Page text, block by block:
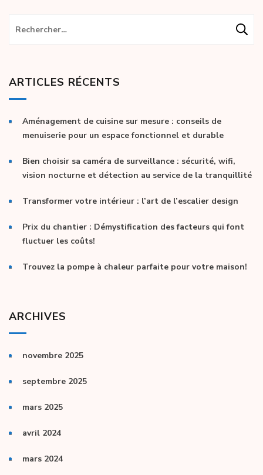
Rechercher :
ARTICLES RÉCENTS
Aménagement de cuisine sur mesure : conseils de
menuiserie pour un espace fonctionnel et durable
Bien choisir sa caméra de surveillance : sécurité, wifi,
vision nocturne et détection au service de la tranquillité
Transformer votre intérieur : l’art de l’escalier design
Prix du chantier : Démystification des facteurs qui font
fluctuer les coûts!
Trouvez la pompe à chaleur parfaite pour votre maison!
ARCHIVES
novembre 2025
septembre 2025
mars 2025
avril 2024
mars 2024